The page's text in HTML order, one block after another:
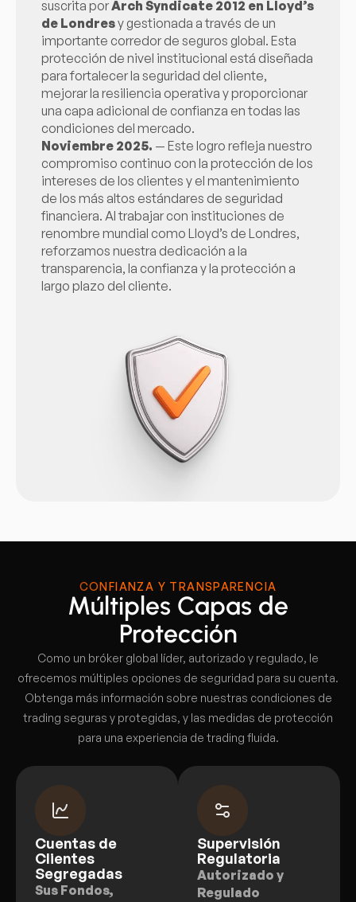
suscrita porArch Syndicate 2012 en Lloyd’s
de Londresy gestionada a través de un
importante corredor de seguros global. Esta
protección de nivel institucional está diseñada
para fortalecer la seguridad del cliente,
mejorar la resiliencia operativa y proporcionar
una capa adicional de confianza en todas las
condiciones del mercado.
Noviembre 2025. — Este logro refleja nuestro
compromiso continuo con la protección de los
intereses de los clientes y el mantenimiento
de los más altos estándares de seguridad
financiera. Al trabajar con instituciones de
renombre mundial como Lloyd’s de Londres,
reforzamos nuestra dedicación a la
transparencia, la confianza y la protección a
largo plazo del cliente.
CONFIANZA Y TRANSPARENCIA
Múltiples Capas de
Protección
Como un bróker global líder, autorizado y regulado, le
ofrecemos múltiples opciones de seguridad para su cuenta.
Obtenga más información sobre nuestras condiciones de
trading seguras y protegidas, y las medidas de protección
para una experiencia de trading fluida.
Cuentas de
Clientes
Segregadas
Sus Fondos,
Supervisión
Regulatoria
Autorizado y
Regulado